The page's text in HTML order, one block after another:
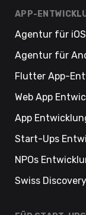
APP-
Agentur für
Agentur für
Flutter App-
Web App
App
Start-Ups
NPOs
Swiss